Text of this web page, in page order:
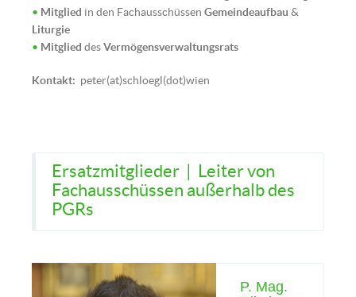
kathbild.at | Franz Josef
• Mitglied in den Fachausschüssen Gemeindeaufbau &
Liturgie
• Mitglied desVermögensverwaltungsrats
Kontakt: peter(at)schloegl(dot)wien
Ersatzmitglieder | Leiter von
Fachausschüssen außerhalb des
PGRs
P. Mag.